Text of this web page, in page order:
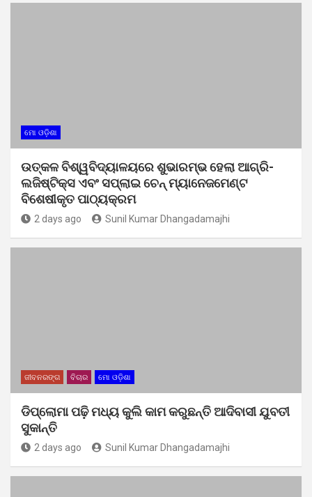
ମୋ ଓଡ଼ିଶା
ଉତ୍କଳ ବିଶ୍ୱବିଦ୍ୟାଳୟରେ ଶୁଭାରମ୍ଭ ହେଲା ଆଗ୍ରି-
ଲଜିଷ୍ଟିକ୍ସ ଏବଂ ସପ୍ଲାଇ ଚେନ୍ ମ୍ୟାନେଜମେଣ୍ଟ
ବିଶେଷୀକୃତ ପାଠ୍ୟକ୍ରମ
2 days ago Sunil Kumar Dhangadamajhi
ଜୀବନରଙ୍ଗ ବିଚାର ମୋ ଓଡ଼ିଶା
ଡିପ୍ଲୋମା ପଢ଼ି ମଧ୍ୟ କୁଲି କାମ କରୁଛନ୍ତି ଆଦିବାସୀ ଯୁବତୀ
ସୁକାନ୍ତି
2 days ago Sunil Kumar Dhangadamajhi